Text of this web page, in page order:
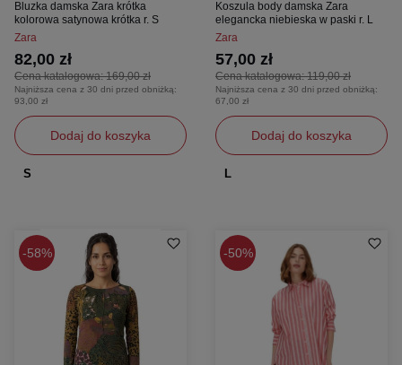
Bluzka damska Zara krótka
kolorowa satynowa krótka r. S
Zara
Cena katalogowa:169,00 zł
82,00 zł
Najniższa cena z 30 dni przed obniżką:
93,00 zł
Dodaj do koszyka
S
Koszula body damska Zara
elegancka niebieska w paski r. L
Zara
Cena katalogowa:119,00 zł
57,00 zł
Najniższa cena z 30 dni przed obniżką:
67,00 zł
Dodaj do koszyka
L
58% 50%